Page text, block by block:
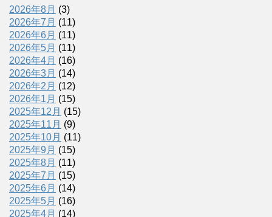
2026年8月 (3)
2026年7月 (11)
2026年6月 (11)
2026年5月 (11)
2026年4月 (16)
2026年3月 (14)
2026年2月 (12)
2026年1月 (15)
2025年12月 (15)
2025年11月 (9)
2025年10月 (11)
2025年9月 (15)
2025年8月 (11)
2025年7月 (15)
2025年6月 (14)
2025年5月 (16)
2025年4月 (14)